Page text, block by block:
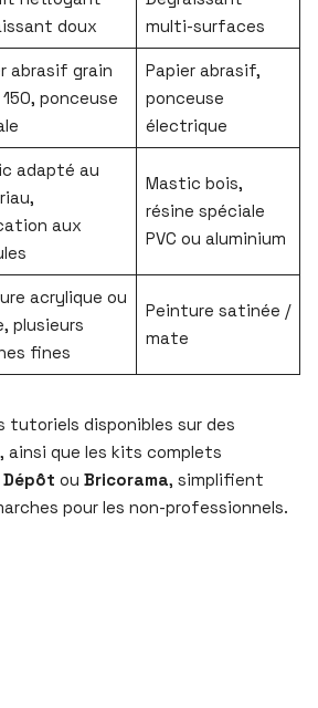
doux
multi-surfaces
abrasif grain
150, ponceuse
Papier abrasif,
ponceuse
électrique
adapté au
aux
Mastic bois,
résine spéciale
PVC ou aluminium
acrylique ou
plusieurs
fines
Peinture satinée /
mate
tutoriels disponibles sur des
ainsi que les kits complets
ou Bricorama, simplifient
pour les non-professionnels.